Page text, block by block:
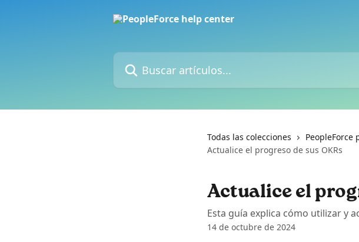
Buscar artículos...
Todas las colecciones PeopleForce
Actualice el progreso de sus OKRs
Actualice el
Esta guía explica cómo utilizar y
14 de octubre de 2024